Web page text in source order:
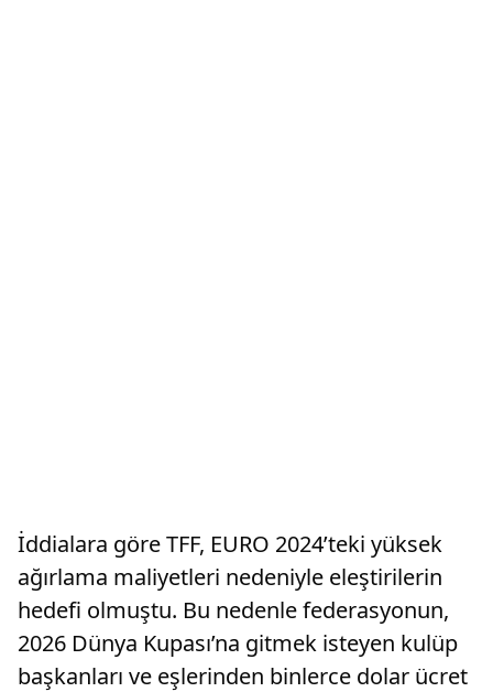
İddialara göre TFF, EURO 2024’teki yüksek
ağırlama maliyetleri nedeniyle eleştirilerin
hedefi olmuştu. Bu nedenle federasyonun,
2026 Dünya Kupası’na gitmek isteyen kulüp
başkanları ve eşlerinden binlerce dolar ücret